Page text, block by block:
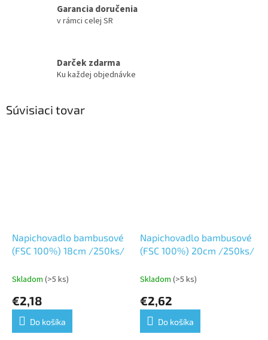
Garancia doručenia
v rámci celej SR
Darček zdarma
Ku každej objednávke
Súvisiaci tovar
Napichovadlo bambusové
(FSC 100%) 18cm /250ks/
Skladom (>5 ks)
€2,18
Do košíka
Napichovadlo bambusové
(FSC 100%) 20cm /250ks/
Skladom (>5 ks)
€2,62
Do košíka